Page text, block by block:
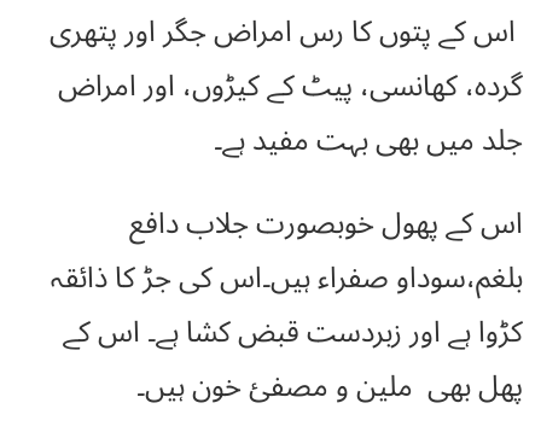
اس کے پتوں کا رس امراض جگر اور پتھری
گردہ، کھانسی، پیٹ کے کیڑوں، اور امراض
جلد میں بھی بہت مفید ہے۔
اس کے پھول خوبصورت جلاب دافع
بلغم،سوداو صفراء ہیں۔اس کی جڑ کا ذائقہ
کڑوا ہے اور زبردست قبض کشا ہے۔ اس کے
پھل بھی ملین و مصفئ خون ہیں۔